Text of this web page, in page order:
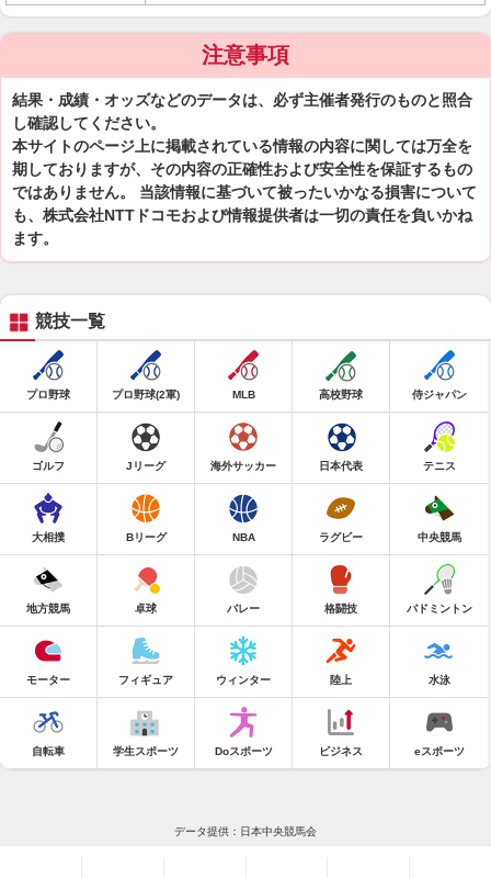
注意事項
結果・成績・オッズなどのデータは、必ず主催者発行のものと照合
し確認してください。
本サイトのページ上に掲載されている情報の内容に関しては万全を
期しておりますが、その内容の正確性および安全性を保証するもの
ではありません。 当該情報に基づいて被ったいかなる損害について
も、株式会社NTTドコモおよび情報提供者は一切の責任を負いかね
ます。
競技一覧
プロ野球 プロ野球(2軍) MLB 高校野球 侍ジャパン
ゴルフ Jリーグ 海外サッカー 日本代表 テニス
大相撲 Bリーグ NBA ラグビー 中央競馬
地方競馬 卓球 バレー 格闘技 バドミントン
モーター フィギュア ウィンター 陸上 水泳
自転車 学生スポーツ Doスポーツ ビジネス eスポーツ
データ提供：日本中央競馬会